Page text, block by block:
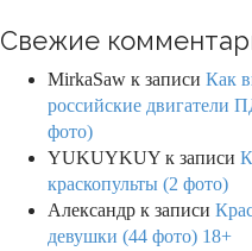
Свежие
MirkaSaw к записи Как
российские двигатели
фото)
YUKUYKUY к записи
краскопульты (2 фото)
Александр к записи
девушки (44 фото) 18+